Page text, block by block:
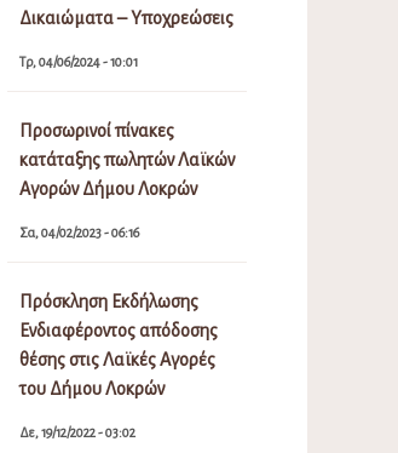
Δικαιώματα – Υποχρεώσεις
Τρ, 04/06/2024 - 10:01
Προσωρινοί πίνακες
κατάταξης πωλητών Λαϊκών
Αγορών Δήμου Λοκρών
Σα, 04/02/2023 - 06:16
Πρόσκληση Εκδήλωσης
Ενδιαφέροντος απόδοσης
θέσης στις Λαϊκές Αγορές
του Δήμου Λοκρών
Δε, 19/12/2022 - 03:02